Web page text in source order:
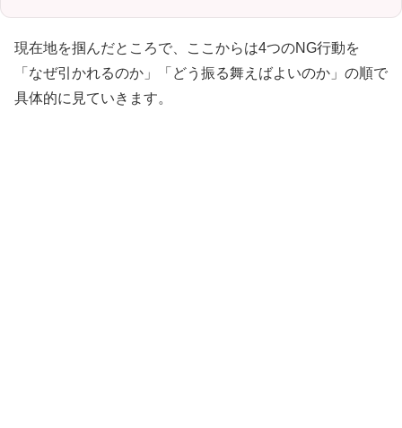
現在地を掴んだところで、ここからは4つのNG行動を
「なぜ引かれるのか」「どう振る舞えばよいのか」の順で
具体的に見ていきます。